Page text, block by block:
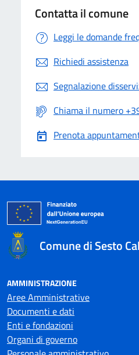
Contatta il comune
Leggi le domande
Richiedi assistenza
Segnalazione
Chiama il numero
Prenota
Comune di Sesto
AMMINISTRAZIONE
Aree Amministrative
Documenti e dati
Enti e fondazioni
Organi di governo